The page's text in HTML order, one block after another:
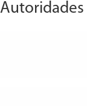
Autoridades